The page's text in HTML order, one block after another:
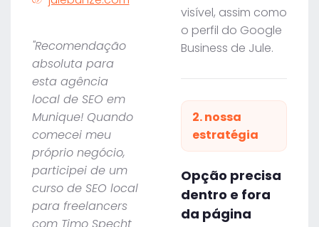
"Recomendação
absoluta para
esta agência
local de SEO em
Munique! Quando
comecei meu
próprio negócio,
participei de um
curso de SEO local
para freelancers
visível, assim como
o perfil do Google
Business de Jule.
2. nossa
estratégia
Opção precisa
dentro e fora
da página